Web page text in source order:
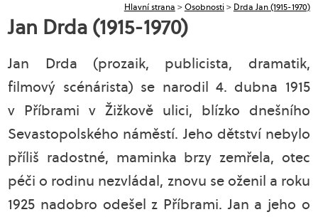
Hlavní strana >Osobnosti> Drda Jan (1915-1970)
Jan Drda (1915-1970)
Jan Drda (prozaik, publicista, dramatik,
filmový scénárista) se narodil 4. dubna 1915
v Příbrami v Žižkově ulici, blízko dnešního
Sevastopolského náměstí. Jeho dětství nebylo
příliš radostné, maminka brzy zemřela, otec
péči o rodinu nezvládal, znovu se oženil a roku
1925 nadobro odešel z Příbrami. Jan a jeho o